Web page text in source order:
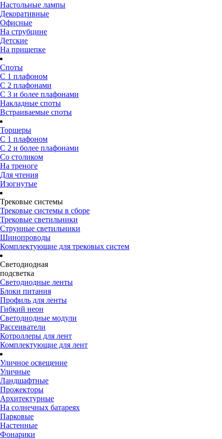
Настольные лампы
Декоративные
Офисные
На струбцине
Детские
На прищепке
Споты
С 1 плафоном
С 2 плафонами
С 3 и более плафонами
Накладные споты
Встраиваемые споты
Торшеры
С 1 плафоном
С 2 и более плафонами
Со столиком
На треноге
Для чтения
Изогнутые
Трековые системы
Трековые системы в сборе
Трековые светильники
Струнные светильники
Шинопроводы
Комплектующие для трековых систем
Светодиодная
подсветка
Светодиодные ленты
Блоки питания
Профиль для ленты
Гибкий неон
Светодиодные модули
Рассеиватели
Котроллеры для лент
Комплектующие для лент
Уличное освещение
Уличные
Ландшафтные
Прожекторы
Архитектурные
На солнечных батареях
Парковые
Настенные
Фонарики